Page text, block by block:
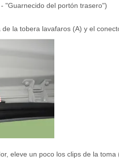
"Guarnecido del portón trasero")
la tobera lavafaros (A) y el
eleve un poco los clips de la